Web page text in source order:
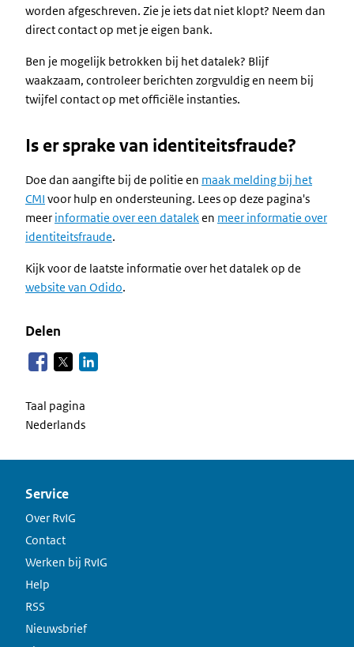
worden afgeschreven. Zie je iets dat niet klopt? Neem dan
direct contact op met je eigen bank.
Ben je mogelijk betrokken bij het datalek? Blijf
waakzaam, controleer berichten zorgvuldig en neem bij
twijfel contact op met officiële instanties.
Is er sprake van identiteitsfraude?
Doe dan aangifte bij de politie en maak melding bij het
CMI voor hulp en ondersteuning. Lees op deze pagina's
meer informatie over een dataleken meer informatie over
identiteitsfraude.
Kijk voor de laatste informatie over het datalek op de
website van Odido.
Delen
Taal pagina
Nederlands
Service
Over RvIG
Contact
Werken bij RvIG
Help
RSS
Nieuwsbrief